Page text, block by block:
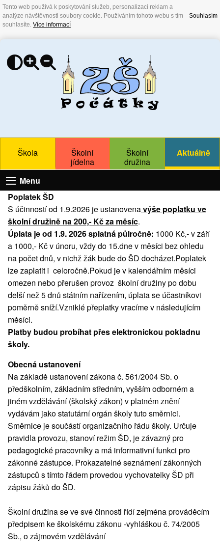
Tento web používá k poskytování služeb, personalizaci reklam a
analýze návštěvnosti soubory cookie. Používáním tohoto webu s tím
souhlasíte. Více informací
Souhlasím
Škola
Školní
jídelna
Školní
družina
Aktuálně
Menu
Poplatek ŠD
S účinností od 1.9.2026 je ustanovenavýše poplatku ve
školní družině na200,- Kč za měsíc.
Úplata je od 1.9. 2026 splatná půlročně: 1000 Kč,- v září
a 1000,- Kč v únoru, vždy do 15.dne v měsíci bez ohledu
na počet dnů, v nichž žák bude do ŠD docházet.Poplatek
lze zaplatit i celoročně.Pokud je v kalendářním měsíci
omezen nebo přerušen provoz školní družiny po dobu
delší než 5 dnů státním nařízením, úplata se účastníkovi
poměrně sníží.Vzniklé přeplatky vracíme v následujícím
měsíci.
Platby budou probíhat přes elektronickou pokladnu
školy.
Obecná ustanovení
Na základě ustanovení zákona č. 561/2004 Sb. o
předškolním, základním středním, vyšším odborném a
jiném vzdělávání (školský zákon) v platném znění
vydávám jako statutární orgán školy tuto směrnici.
Směrnice je součástí organizačního řádu školy. Určuje
pravidla provozu, stanoví režim ŠD, je závazný pro
pedagogické pracovníky a má informativní funkci pro
zákonné zástupce. Prokazatelné seznámení zákonných
zástupců s tímto řádem provedou vychovatelky ŠD při
zápisu žáků do ŠD.
Školní družina se ve své činnosti řídí zejména prováděcím
předpisem ke školskému zákonu -vyhláškou č. 74/2005
Sb., o zájmovém vzdělávání